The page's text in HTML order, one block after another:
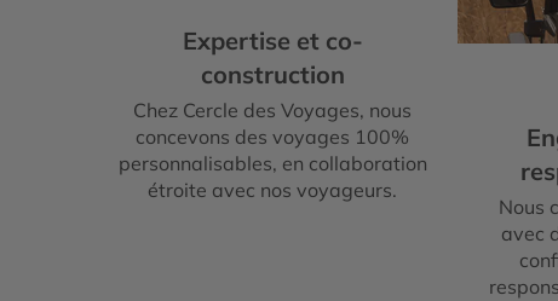
Expertise et co-
construction
Chez Cercle des Voyages, nous
concevons des voyages 100%
personnalisables, en collaboration
étroite avec nos voyageurs.
Nous
avec